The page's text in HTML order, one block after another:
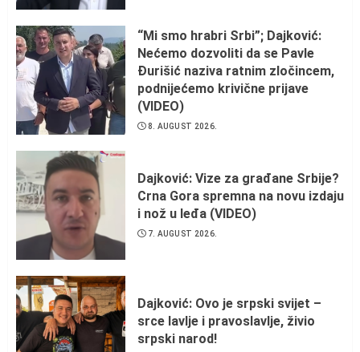
“Mi smo hrabri Srbi”; Dajković:
Nećemo dozvoliti da se Pavle
Đurišić naziva ratnim zločincem,
podnijećemo krivične prijave
(VIDEO)
8. AUGUST 2026.
Dajković: Vize za građane Srbije?
Crna Gora spremna na novu izdaju
i nož u leđa (VIDEO)
7. AUGUST 2026.
Dajković: Ovo je srpski svijet –
srce lavlje i pravoslavlje, živio
srpski narod!